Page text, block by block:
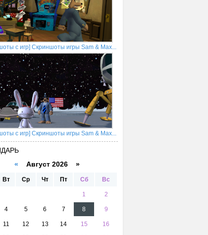
с игр] Скриншоты игры Sam & Max...
с игр] Скриншоты игры Sam & Max...
« Август 2026 »
Вт Ср Чт Пт Сб Вс
1 2
4 5 6 7 8 9
11 12 13 14 15 16